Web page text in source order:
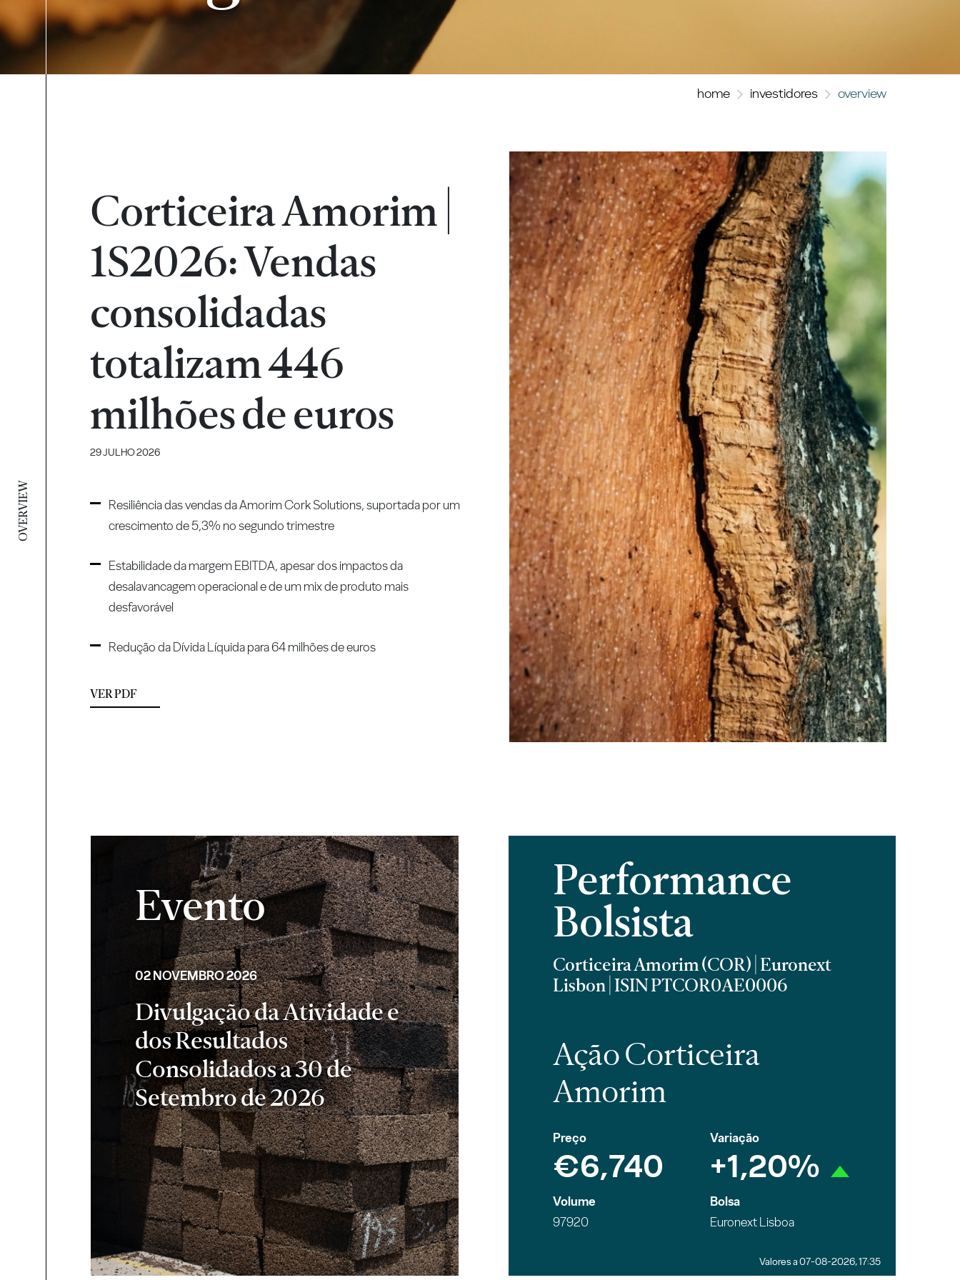
OVERVIEW
home investidores overview
Corticeira Amorim |
1S2026: Vendas
consolidadas
totalizam 446
milhões de euros
29 JULHO 2026
Resiliência das vendas da Amorim Cork Solutions, suportada por um
crescimento de 5,3% no segundo trimestre
Estabilidade da margem EBITDA, apesar dos impactos da
desalavancagem operacional e de um mix de produto mais
desfavorável
Redução da Dívida Líquida para 64 milhões de euros
VER PDF
Evento
02 NOVEMBRO 2026
Divulgação da Atividade e
dos Resultados
Consolidados a 30 de
Setembro de 2026
Performance
Bolsista
Corticeira Amorim (COR) | Euronext
Lisbon | ISIN PTCOR0AE0006
Ação Corticeira
Amorim
Preço
€6,740
Variação
+1,20%
Volume
97920
Bolsa
Euronext Lisboa
Valores a 07-08-2026, 17:35